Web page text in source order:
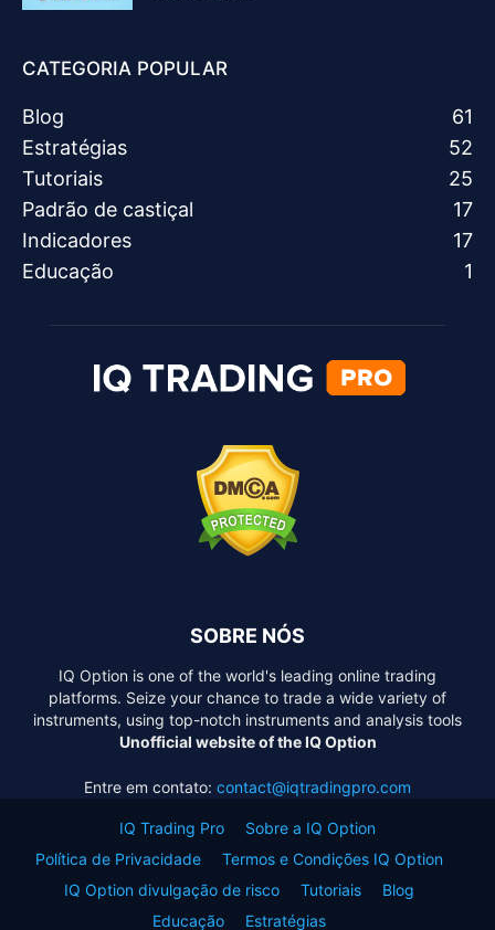
CATEGORIA POPULAR
Blog
61
Estratégias
52
Tutoriais
25
Padrão de castiçal
17
Indicadores
17
Educação
1
SOBRE NÓS
IQ Option is one of the world's leading online trading
platforms. Seize your chance to trade a wide variety of
instruments, using top-notch instruments and analysis tools
Unofficial website of the IQ Option
Entre em contato: contact@iqtradingpro.com
IQ Trading Pro
Sobre a IQ Option
Política de Privacidade
Termos e Condições IQ Option
IQ Option divulgação de risco
Tutoriais
Blog
Educação
Estratégias